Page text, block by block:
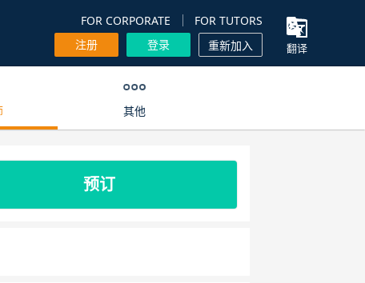
FOR CORPORATE
FOR TUTORS
注册
登录 重新加入 翻译
其他
预订